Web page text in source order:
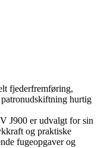
fjederfremføring,
patronudskiftning hurtig
J900 er udvalgt for sin
og praktiske
fugeopgaver og